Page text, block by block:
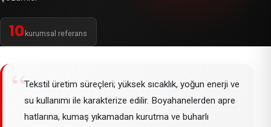
10 kurumsal referans
“Tekstil üretim süreçleri; yüksek sıcaklık, yoğun enerji ve
su kullanımı ile karakterize edilir. Boyahanelerden apre
hatlarına, kumaş yıkamadan kurutma ve buharlı